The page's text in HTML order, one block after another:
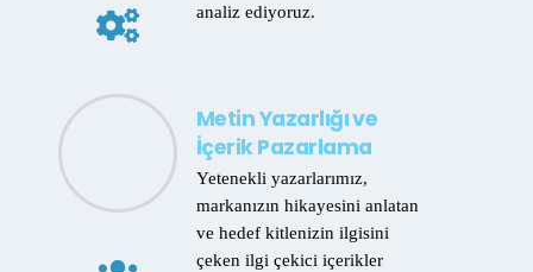
analiz ediyoruz.
Metin Yazarlığı ve
İçerik Pazarlama
Yetenekli yazarlarımız,
markanızın hikayesini anlatan
ve hedef kitlenizin ilgisini
çeken ilgi çekici içerikler